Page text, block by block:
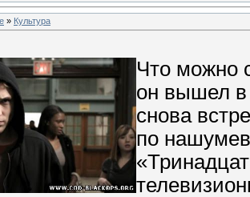
» Культура
Что можно
он вышел в
снова
по